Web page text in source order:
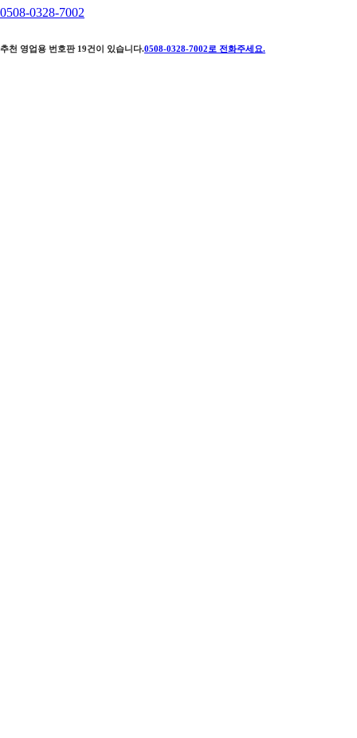
0508-0328-7002
추천 영업용 번호판 19건이 있습니다.0508-0328-7002 로 전화주세요.